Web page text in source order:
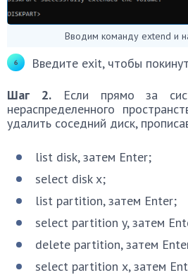
Вводим команду extend и
Введите exit, чтобы
Шаг 2.Если прямо за
нераспределенного
удалить соседний диск,
list disk, затем Enter;
select disk x;
list partition, затем Enter;
select partition y, затем
delete partition, затем
select partition x, затем